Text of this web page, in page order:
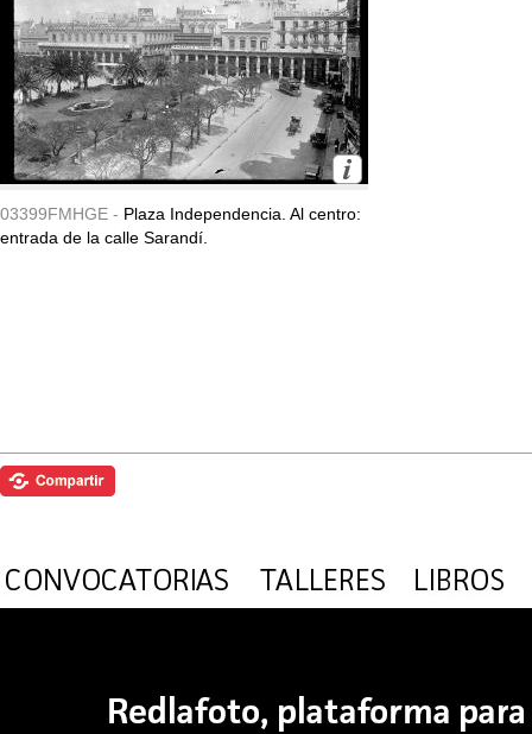
03399FMHGE - Plaza Independencia. Al centro:
entrada de la calle Sarandí.